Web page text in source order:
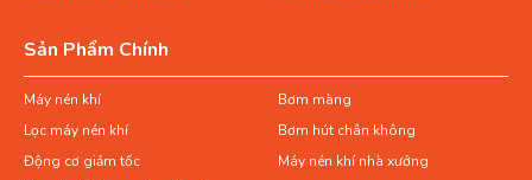
Sản Phẩm Chính
Máy nén khí
Bơm màng
Lọc máy nén khí
Bơm hút chân không
Động cơ giảm tốc
Máy nén khí nhà xưởng